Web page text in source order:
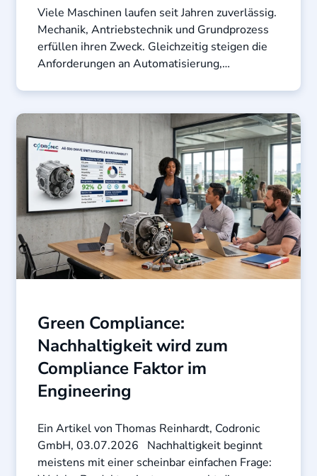
Viele Maschinen laufen seit Jahren zuverlässig.
Mechanik, Antriebstechnik und Grundprozess
erfüllen ihren Zweck. Gleichzeitig steigen die
Anforderungen an Automatisierung,
Green Compliance:
Nachhaltigkeit wird zum
Compliance Faktor im
Engineering
Ein Artikel von Thomas Reinhardt, Codronic
GmbH, 03.07.2026 Nachhaltigkeit beginnt
meistens mit einer scheinbar einfachen Frage: